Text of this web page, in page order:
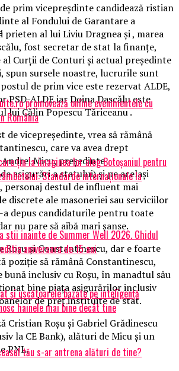
prim vicepreşdinte candidează ristian
al Fondului de Garantare a
prieten al lui Liviu Dragnea şi , marea
fost secretar de stat la finanţe,
Curţii de Conturi şi actual preşedinte
spun sursele noastre, lucrurile sunt
de prim vice este rezervat ALDE,
PSD-ALDE iar Doina Dascălu este
lui Călin Popescu Tăriceanu .
de vicepreşedinte, vrea să rămână
care va avea drept
Micu, preşedinte
asigurări a statului) şi pe acelaşi
personaj destul de influent mai
discrete ale masoneriei sau serviciilor
depus candidaturile pentru toate
nu pare să aibă mari şanse.
Roşu şi Constantinescu, dar e foarte
poziţie să rămână Constantinescu,
bună inclusiv cu Roşu, în manadtul său
bine piaţa asigurărilor inclusiv
de preţ instituite de stat.
Cristian Roşu şi Gabriel Grădinescu
la CE Bank), alături de Micu şi un
PNL.
promovează online evenimentele cu
România
țin la imaginea lor aleg Botoșaniul pentru
Standarde internaționale la
stii inainte de Summer Well 2026. Ghidul
aniversara de 15 ani
și uscătoarele bazate pe inteligență
hainele mai bine decât tine
tău s-ar antrena alături de tine?